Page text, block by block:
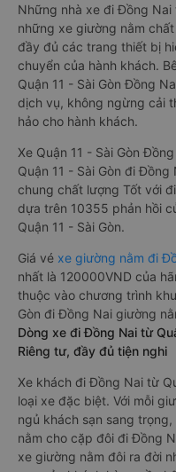
Những nhà xe đi Đồng Nai
những xe giường nằm
đầy đủ các trang thiết bị
chuyển của hành khách.
Quận 11 - Sài Gòn Đồng
dịch vụ, không ngừng cải
hảo cho hành khách.
Xe Quận 11 - Sài Gòn
Quận 11 - Sài Gòn đi
chung chất lượng Tốt với
dựa trên 10355 phản hồi
Quận 11 - Sài Gòn.
Giá vé xe giường nằm đi
nhất là 120000VND của
thuộc vào chương trình
Gòn đi Đồng Nai giường
Dòng xe đi Đồng Nai từ
Riêng tư, đầy đủ tiện nghi
Xe khách đi Đồng Nai từ
loại xe đặc biệt. Với mỗi
ngủ khách sạn sang
nằm cho cặp đôi đi Đồng
xe giường nằm đôi ra đời